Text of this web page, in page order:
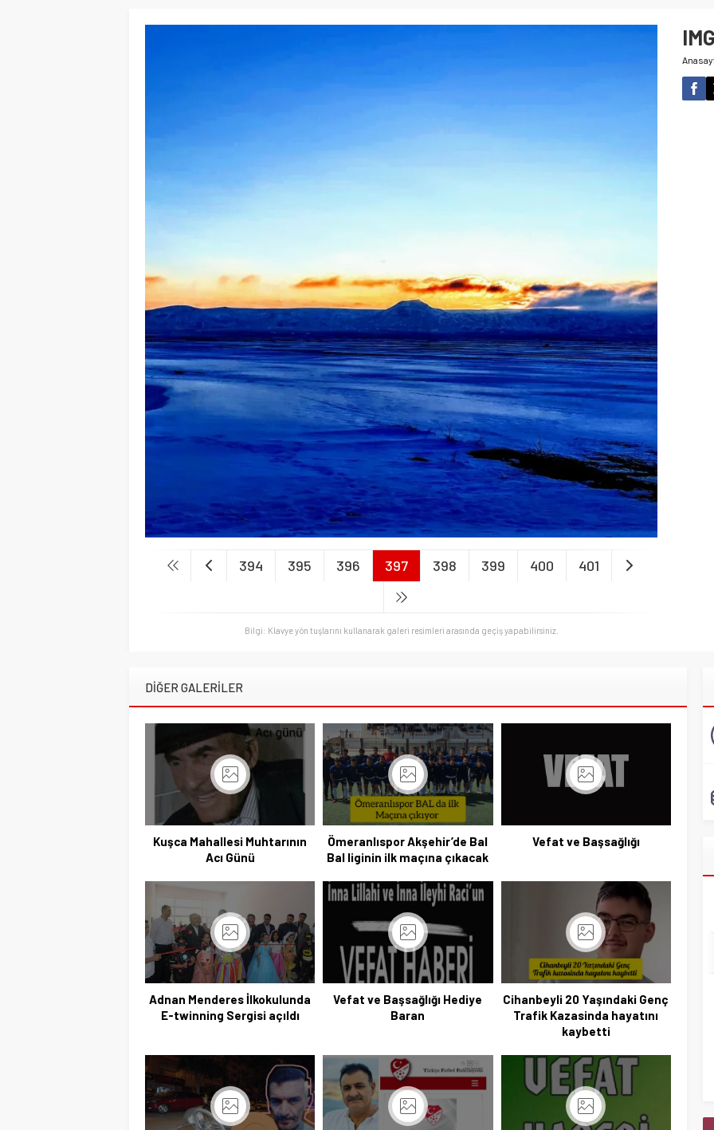
394 395 396 397 398 399 400 401
Bilgi: Klavye yön tuşlarını kullanarak galeri resimleri arasında geçiş yapabilirsiniz.
DİĞER GALERİLER
Kuşca Mahallesi Muhtarının
Acı Günü
Ömeranlıspor Akşehir’de Bal
Bal liginin ilk maçına çıkacak
Vefat ve Başsağlığı
Adnan Menderes İlkokulunda
E-twinning Sergisi açıldı
Vefat ve Başsağlığı Hediye
Baran
Cihanbeyli 20 Yaşındaki Genç
Trafik Kazasinda hayatını
kaybetti
Başkan Adayı Kemal Tekin Sahada